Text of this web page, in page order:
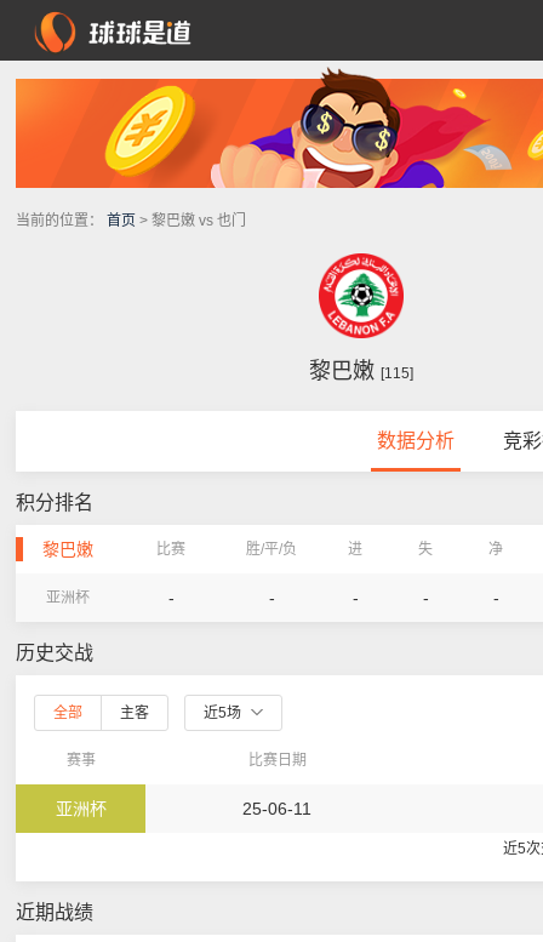
当前的位置： 首页 > 黎巴嫩 vs 也门
黎巴嫩 [115]
数据分析 竞
积分排名
黎巴嫩 比赛 胜/平/负 进 失 净
亚洲杯 - - - - -
历史交战
全部 主客 近5场
赛事 比赛日期
亚洲杯 25-06-11
近5
近期战绩